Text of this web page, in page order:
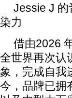
Jessie J 的
染力
借由2026
全世界再次认
象，完成自我
今，品牌已拥